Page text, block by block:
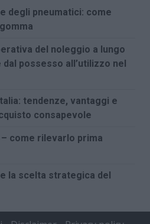
degli pneumatici: come
del noleggio a lungo
possesso all’utilizzo nel
tendenze, vantaggi e
consapevole
come rilevarlo prima
e la scelta strategica del